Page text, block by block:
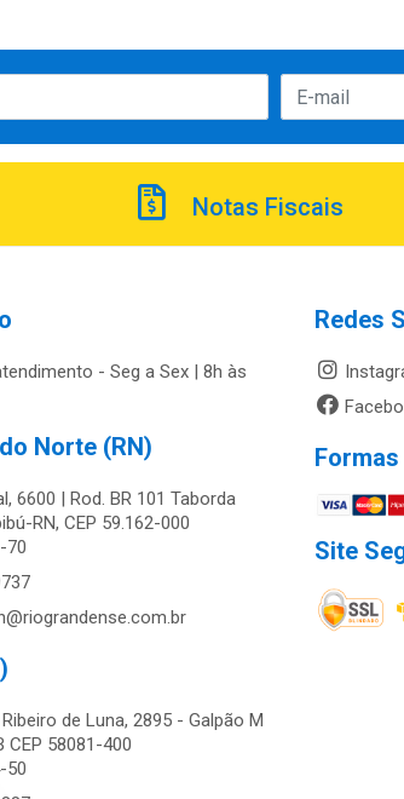
Notas Fiscais
- Seg a Sex | 8h às
Norte (RN)
6600 | Rod. BR 101 Taborda
RN, CEP 59.162-000
70
de Luna, 2895 - Galpão M
58081-400
50
Redes
Site